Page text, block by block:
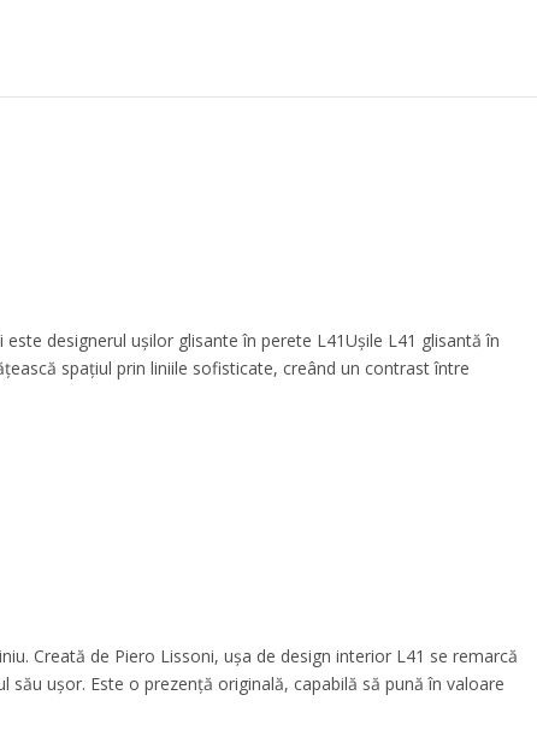
designerul ușilor glisante în perete L41Ușile L41 glisantă în
spațiul prin liniile sofisticate, creând un contrast între
Creată de Piero Lissoni, ușa de design interior L41 se remarcă
ușor. Este o prezență originală, capabilă să pună în valoare